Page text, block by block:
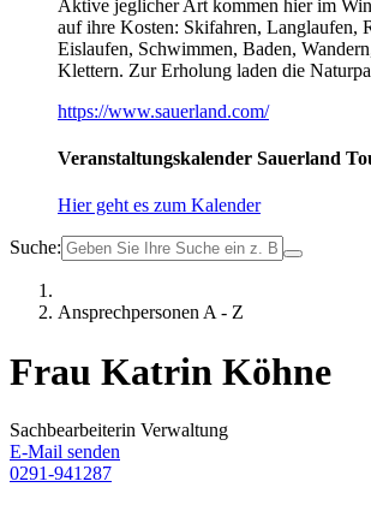
Aktive jeglicher Art kommen hier im
auf ihre Kosten: Skifahren, Langlaufen,
Eislaufen, Schwimmen, Baden,
Klettern. Zur Erholung laden die
https://www.sauerland.com/
Veranstaltungskalender Sauerland
Hier geht es zum Kalender
Suche:
Ansprechpersonen A - Z
Frau Katrin Köhne
Sachbearbeiterin Verwaltung
E-Mail senden
0291-941287